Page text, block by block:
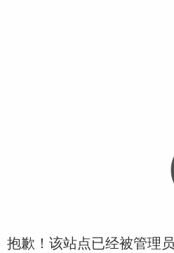
抱歉！该站点已经被管理